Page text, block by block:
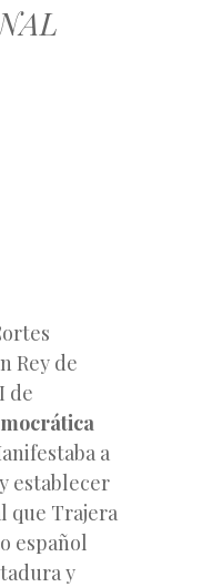
Rey de
de
a
establecer
que Trajera
español
y